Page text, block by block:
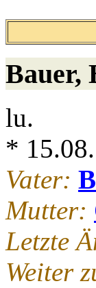
Bauer,
lu.
*
Vater:
Mutter:
Letzte
Weiter